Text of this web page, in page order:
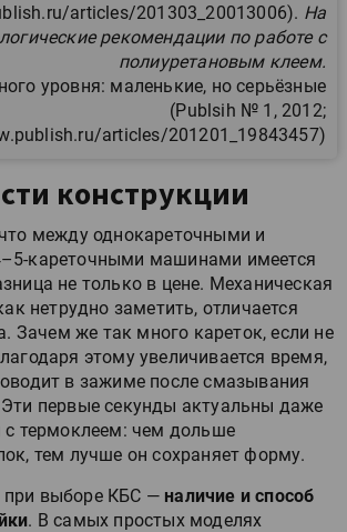
articles/201303_20013006). На
рекомендации по работе с
полиуретановым клеем.
уровня: маленькие, но серьёзные
(Publsih № 1, 2012;
articles/201201_19843457)
конструкции
между однокареточными и
кареточными машинами имеется
не только в цене. Механическая
нетрудно заметить, отличается
Зачем же так много кареток, если не
этому увеличивается время,
в зажиме после смазывания
первые секунды актуальны даже
с термоклеем: чем дольше
тем лучше он сохраняет форму.
выборе КБС — наличие и способ
. В самых простых моделях